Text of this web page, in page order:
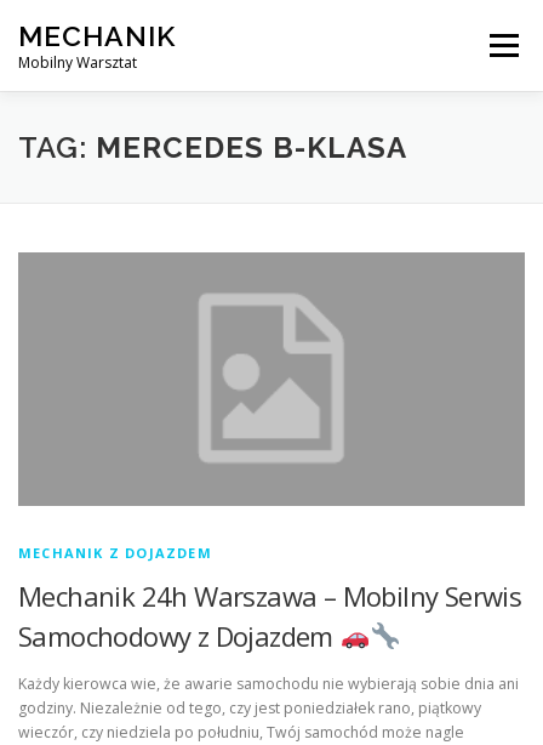
content
MECHANIK
Mobilny Warsztat
Menu
MOBILNY MECHANIK ELEKTRYK SAMOCHODOWY
TAG: MERCEDES B-KLASA
MECHANIK Z DOJAZDEM
Mechanik 24h Warszawa – Mobilny Serwis
Samochodowy z Dojazdem
Każdy kierowca wie, że awarie samochodu nie wybierają sobie dnia ani
godziny. Niezależnie od tego, czy jest poniedziałek rano, piątkowy
wieczór, czy niedziela po południu, Twój samochód może nagle